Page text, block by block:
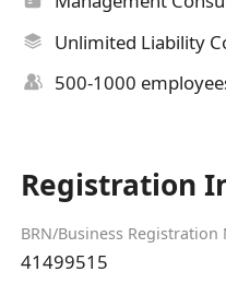
Unlimited Liability
500-1000
Registration
BRN/Business Registration
41499515